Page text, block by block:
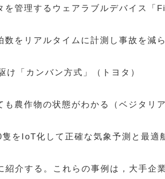
を管理するウェアラブルデバイス「
数をリアルタイムに計測し事故を減
け「カンバン方式」（トヨタ）
も農作物の状態がわかる（ベジタリア
隻をIoT化して正確な気象予測と最
介する。これらの事例は，大手企